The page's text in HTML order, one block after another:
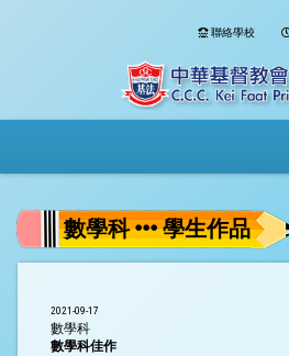
聯絡學校
數學科 學生作品
2021-09-17
數學科
數學科佳作